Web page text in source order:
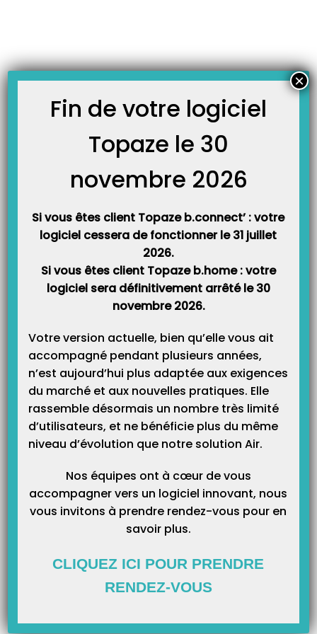
Ce guide d’utilisateur permet d’apprendre les bases du fonctionnement de
vous pouvez utiliser comme support papier afin d’y rajouter vos notes
personnelles. Guide de prise en main…
Catégories
Fin de votre logiciel
Topaze le 30
novembre 2026
Si vous êtes client Topaze b.connect’ : votre
logiciel cessera de fonctionner le 31 juillet
2026.
Si vous êtes client Topaze b.home : votre
logiciel sera définitivement arrêté le 30
novembre 2026.
Votre version actuelle, bien qu’elle vous ait
accompagné pendant plusieurs années,
n’est aujourd’hui plus adaptée aux exigences
du marché et aux nouvelles pratiques. Elle
rassemble désormais un nombre très limité
d’utilisateurs, et ne bénéficie plus du même
niveau d’évolution que notre solution Air.
Nos équipes ont à cœur de vous
accompagner vers un logiciel innovant, nous
vous invitons à prendre rendez-vous pour en
savoir plus.
CLIQUEZ ICI POUR PRENDRE
RENDEZ-VOUS
×